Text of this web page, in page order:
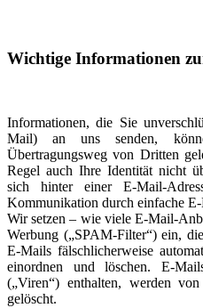
Wichtige Informationen
Informationen, die Sie
Mail) an uns senden,
Übertragungsweg von Dritten
Regel auch Ihre Identität nicht
sich hinter einer E-Mail-
Kommunikation durch einfache
Wir setzen – wie viele E-Mail-
Werbung („SPAM-Filter“) ein,
E-Mails fälschlicherweise
einordnen und löschen. E-
(„Viren“) enthalten, werden
gelöscht.